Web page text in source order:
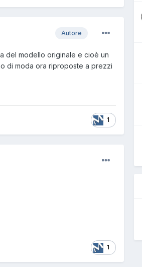
Autore
del modello originale e cioè un
di moda ora riproposte a prezzi
1
1